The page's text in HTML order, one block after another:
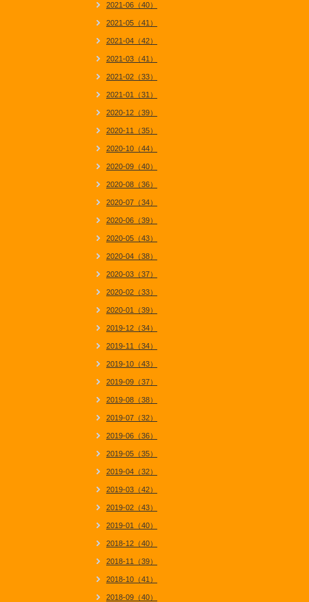
2021-06（40）
2021-05（41）
2021-04（42）
2021-03（41）
2021-02（33）
2021-01（31）
2020-12（39）
2020-11（35）
2020-10（44）
2020-09（40）
2020-08（36）
2020-07（34）
2020-06（39）
2020-05（43）
2020-04（38）
2020-03（37）
2020-02（33）
2020-01（39）
2019-12（34）
2019-11（34）
2019-10（43）
2019-09（37）
2019-08（38）
2019-07（32）
2019-06（36）
2019-05（35）
2019-04（32）
2019-03（42）
2019-02（43）
2019-01（40）
2018-12（40）
2018-11（39）
2018-10（41）
2018-09（40）